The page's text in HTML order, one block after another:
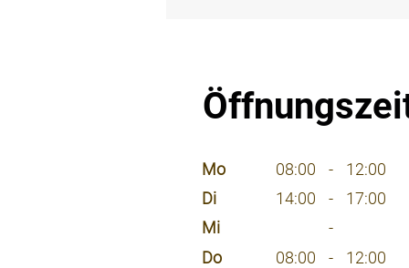
Mo
08:00 - 12:00
Di
14:00 - 17:00
Mi
-
Do
08:00 - 12:00